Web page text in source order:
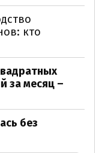
кто
за месяц –
без